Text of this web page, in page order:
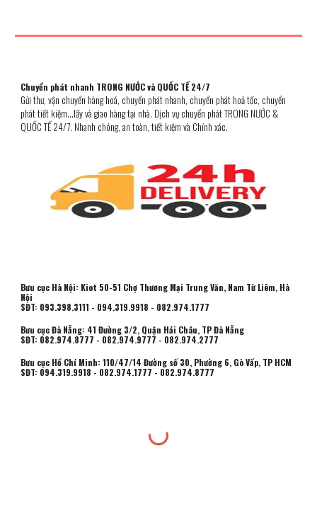
Chuyển phát nhanh TRONG NƯỚC và QUỐC TẾ 24/7
Gửi thư, vận chuyển hàng hoá, chuyển phát nhanh, chuyển phát hoả tốc, chuyển
phát tiết kiệm...lấy và giao hàng tại nhà. Dịch vụ chuyển phátTRONG NƯỚC &
QUỐC TẾ 24/7. Nhanh chóng, an toàn, tiết kiệm và Chính xác.
Bưu cục Hà Nội: Kiot 50-51 Chợ Thương Mại Trung Văn, Nam Từ Liêm, Hà
Nội
SĐT: 093.398.3111 - 094.319.9918 - 082.974.1777
Bưu cục Đà Nẵng: 41 Đường 3/2, Quận Hải Châu, TP Đà Nẵng
SĐT: 082.974.8777 - 082.974.9777 - 082.974.2777
Bưu cục Hồ Chí Minh:110/47/14 Đường số 30, Phường 6, Gò Vấp, TP HCM
SĐT: 094.319.9918 - 082.974.1777 - 082.974.8777